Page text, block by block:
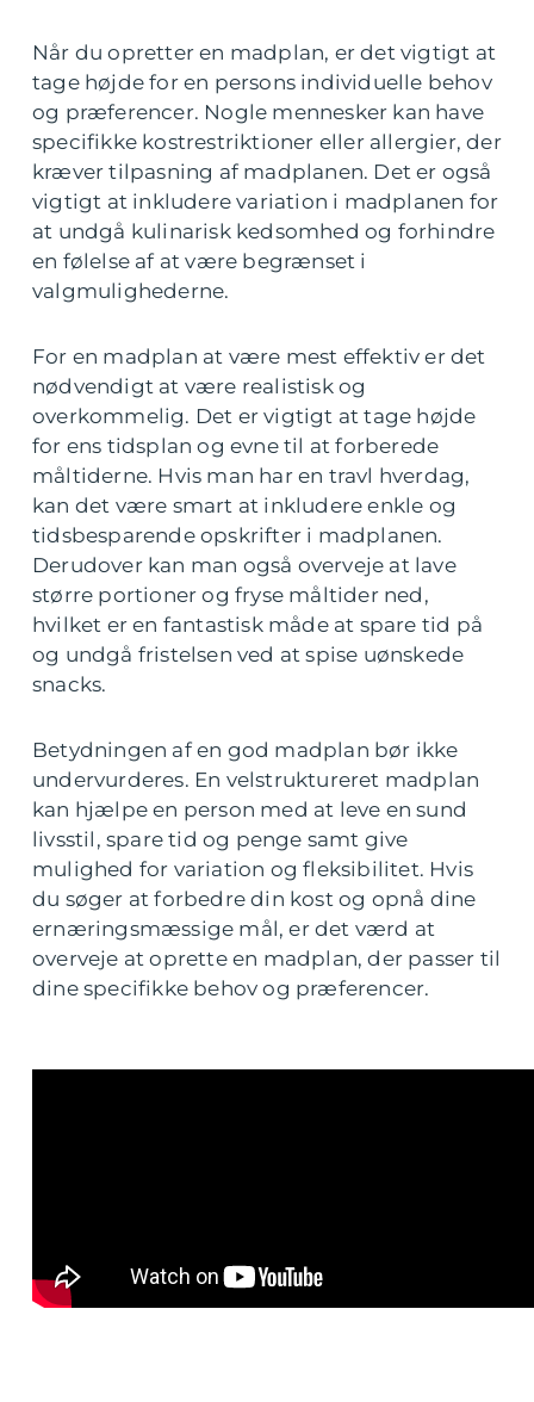
Når du opretter en madplan, er det vigtigt at
tage højde for en persons individuelle behov
og præferencer. Nogle mennesker kan have
specifikke kostrestriktioner eller allergier, der
kræver tilpasning af madplanen. Det er også
vigtigt at inkludere variation i madplanen for
at undgå kulinarisk kedsomhed og forhindre
en følelse af at være begrænset i
valgmulighederne.
For en madplan at være mest effektiv er det
nødvendigt at være realistisk og
overkommelig. Det er vigtigt at tage højde
for ens tidsplan og evne til at forberede
måltiderne. Hvis man har en travl hverdag,
kan det være smart at inkludere enkle og
tidsbesparende opskrifter i madplanen.
Derudover kan man også overveje at lave
større portioner og fryse måltider ned,
hvilket er en fantastisk måde at spare tid på
og undgå fristelsen ved at spise uønskede
snacks.
Betydningen af en god madplan bør ikke
undervurderes. En velstruktureret madplan
kan hjælpe en person med at leve en sund
livsstil, spare tid og penge samt give
mulighed for variation og fleksibilitet. Hvis
du søger at forbedre din kost og opnå dine
ernæringsmæssige mål, er det værd at
overveje at oprette en madplan, der passer til
dine specifikke behov og præferencer.